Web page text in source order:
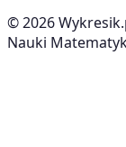
©2026
Nauki